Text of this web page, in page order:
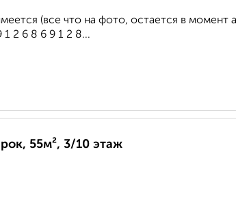
(все что на фото, остается в момент
1 2 6 8 6 9 1 2 8...
55м², 3/10 этаж